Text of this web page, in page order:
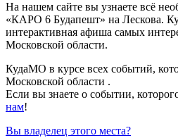
На нашем сайте вы узнаете всё
«КАРО 6 Будапешт» на Лескова.
интерактивная афиша самых
Московской области.
КудаМО в курсе всех событий,
Московской области .
Если вы знаете о событии,
нам!
Вы владелец этого места?